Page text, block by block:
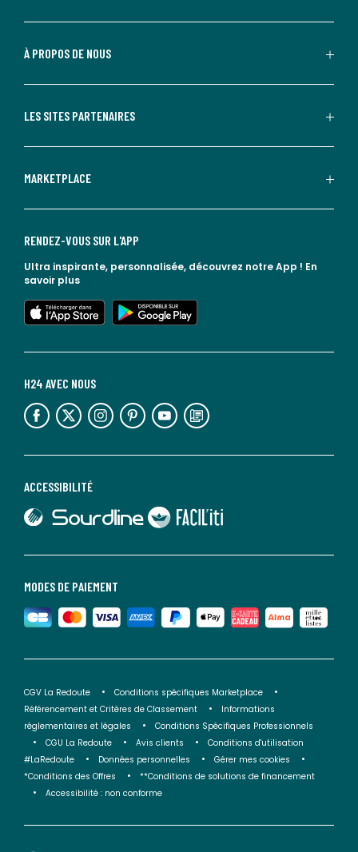
À PROPOS DE NOUS
LES SITES PARTENAIRES
MARKETPLACE
MODES DE PAIEMENT
ACCESSIBILITÉ
lien vers Faciliti
H24 AVEC NOUS
lien vers l'espace réseaux sociaux lien vers l'espace réseaux sociaux lien vers l'espace réseaux sociaux lien vers l'espace réseaux sociaux lien vers l'espace réseaux sociaux lien vers le blog la redoute
RENDEZ-VOUS SUR L'APP
Ultra inspirante, personnalisée, découvrez notre App ! En
savoir plus
lien vers l'app store
lien vers google play
CGV La Redoute
Conditions spécifiques Marketplace
Référencement et Critères de Classement
Informations
réglementaires et légales
Conditions Spécifiques Professionnels
CGU La Redoute
Avis clients
Conditions d'utilisation
#LaRedoute
Données personnelles
Gérer mes cookies
*Conditions des Offres
**Conditions de solutions de financement
Accessibilité : non conforme